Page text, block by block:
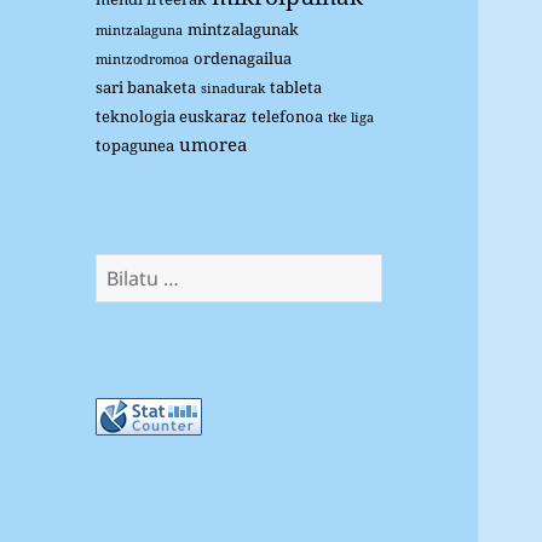
mintzalaguna mintzalagunak
mintzodromoa ordenagailua
sari banaketa sinadurak tableta
teknologia euskaraz telefonoa tke liga
topagunea umorea
Bilatu: